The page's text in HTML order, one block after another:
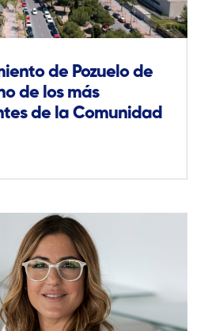
de Pozuelo de
de los más
de la Comunidad